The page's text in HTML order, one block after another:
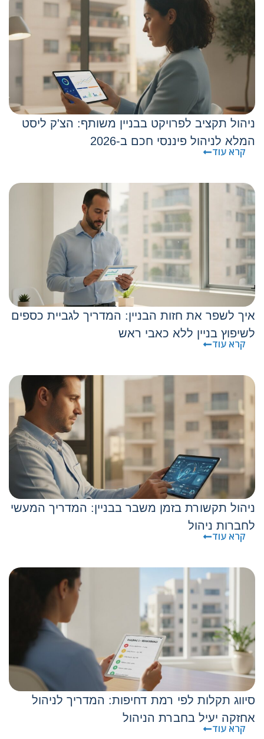
ניהול תקציב לפרויקט בבניין משותף: הצ'ק ליסט
המלא לניהול פיננסי חכם ב-2026
קרא עוד
איך לשפר את חזות הבניין: המדריך לגביית כספים
לשיפוץ בניין ללא כאבי ראש
קרא עוד
ניהול תקשורת בזמן משבר בבניין: המדריך המעשי
לחברות ניהול
קרא עוד
סיווג תקלות לפי רמת דחיפות: המדריך לניהול
אחזקה יעיל בחברת הניהול
קרא עוד